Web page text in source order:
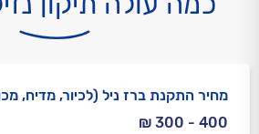
מחיר התקנת ברז ניל (לכיור, מדיח,
400 - 300 ₪